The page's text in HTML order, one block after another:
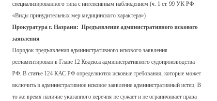
специализированного типа с интенсивным наблюдением (ч. 1 ст. 99 УК РФ
«Виды принудительных мер медицинского характера»)
Прокуратура г. Назрани: Предъявление административного искового
заявления
Порядок предъявления административного искового заявления
регламентирован в Главе 12 Кодекса административного судопроизводства
РФ. В статье 124 КАС РФ определяются исковые требования, которые может
включить в административное исковое заявление административный истец. В
то же время наличие указанного перечня не сужает и не ограничивает права